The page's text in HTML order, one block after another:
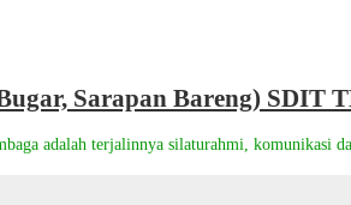
Sarapan Bareng) SDIT
adalah terjalinnya silaturahmi, komunikasi